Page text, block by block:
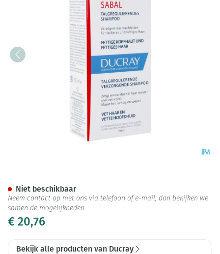
€ 20,76
Niet beschikbaar
Neem contact op met ons via telefoon of e-mail, dan bekijken we
samen de mogelijkheden.
Bekijk alle producten van Ducray